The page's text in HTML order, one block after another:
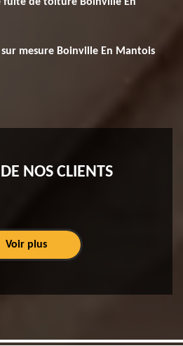
mesure Boinville En Mantois
NOS CLIENTS
Voir plus